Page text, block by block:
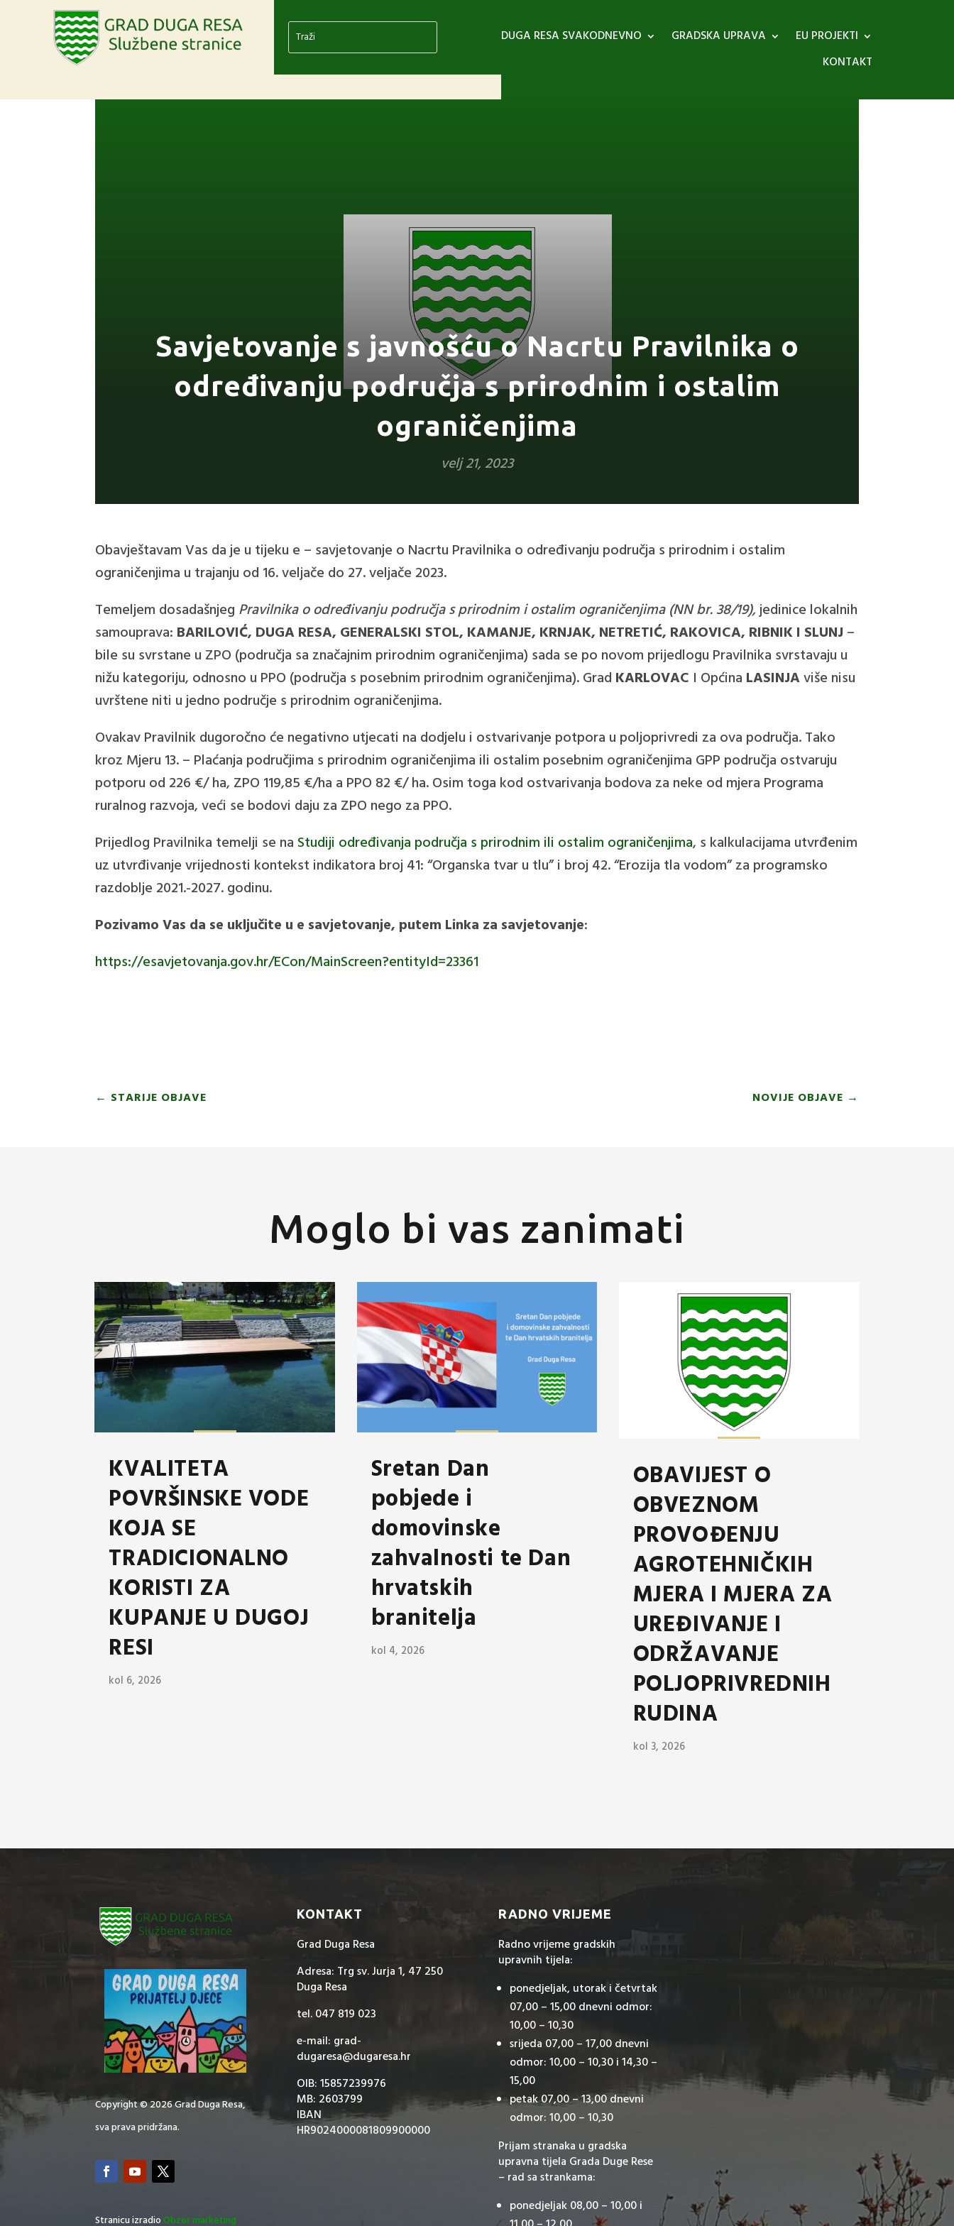
DUGA RESA SVAKODNEVNO GRADSKA UPRAVA
EU PROJEKTI
KONTAKT
Savjetovanje s javnošću o Nacrtu Pravilnika o
određivanju područja s prirodnim i ostalim
ograničenjima
velj 21, 2023
Obavještavam Vas da je u tijeku e – savjetovanje o Nacrtu Pravilnika o određivanju područja s prirodnim i ostalim
ograničenjima u trajanju od 16. veljače do 27. veljače 2023.
Temeljem dosadašnjeg Pravilnika o određivanju područja s prirodnim i ostalim ograničenjima (NN br. 38/19),jedinice lokalnih
samouprava: BARILOVIĆ, DUGA RESA, GENERALSKI STOL, KAMANJE, KRNJAK, NETRETIĆ, RAKOVICA, RIBNIK I SLUNJ –
bile su svrstane u ZPO (područja sa značajnim prirodnim ograničenjima) sada se po novom prijedlogu Pravilnika svrstavaju u
nižu kategoriju, odnosno u PPO (područja s posebnim prirodnim ograničenjima). Grad KARLOVAC I Općina LASINJAviše nisu
uvrštene niti u jedno područje s prirodnim ograničenjima.
Ovakav Pravilnik dugoročno će negativno utjecati na dodjelu i ostvarivanje potpora u poljoprivredi za ova područja. Tako
kroz Mjeru 13. – Plaćanja područjima s prirodnim ograničenjima ili ostalim posebnim ograničenjima GPP područja ostvaruju
potporu od 226 €/ ha, ZPO 119,85 €/ha a PPO 82 €/ ha. Osim toga kod ostvarivanja bodova za neke od mjera Programa
ruralnog razvoja, veći se bodovi daju za ZPO nego za PPO.
Prijedlog Pravilnika temelji se na Studiji određivanja područja s prirodnim ili ostalim ograničenjima, s kalkulacijama utvrđenim
uz utvrđivanje vrijednosti kontekst indikatora broj 41: “Organska tvar u tlu” i broj 42. “Erozija tla vodom” za programsko
razdoblje 2021.-2027. godinu.
Pozivamo Vas da se uključite u e savjetovanje, putem Linka za savjetovanje:
https://esavjetovanja.gov.hr/ECon/MainScreen?entityId=23361
← STARIJE OBJAVE NOVIJE OBJAVE →
Moglo bi vas zanimati
KVALITETA
POVRŠINSKE VODE
KOJA SE
TRADICIONALNO
KORISTI ZA
KUPANJE U DUGOJ
RESI
kol 6, 2026
Sretan Dan
pobjede i
domovinske
zahvalnosti te Dan
hrvatskih
branitelja
kol 4, 2026
OBAVIJEST O
OBVEZNOM
PROVOĐENJU
AGROTEHNIČKIH
MJERA I MJERA ZA
UREĐIVANJE I
ODRŽAVANJE
POLJOPRIVREDNIH
RUDINA
kol 3, 2026
Copyright © 2026 Grad Duga Resa,
sva prava pridržana.
Stranicu izradioObzor marketing
KONTAKT
Grad Duga Resa
Adresa: Trg sv. Jurja 1, 47 250
Duga Resa
tel. 047 819 023
e-mail: grad-
dugaresa@dugaresa.hr
OIB: 15857239976
MB: 2603799
IBAN
HR9024000081809900000
RADNO VRIJEME
Radno vrijeme gradskih
upravnih tijela:
ponedjeljak, utorak i četvrtak
07,00 – 15,00 dnevni odmor:
10,00 – 10,30
srijeda 07,00 – 17,00 dnevni
odmor: 10,00 – 10,30 i 14,30 –
15,00
petak 07,00 – 13,00 dnevni
odmor: 10,00 – 10,30
Prijam stranaka u gradska
upravna tijela Grada Duge Rese
– rad sa strankama:
ponedjeljak 08,00 – 10,00 i